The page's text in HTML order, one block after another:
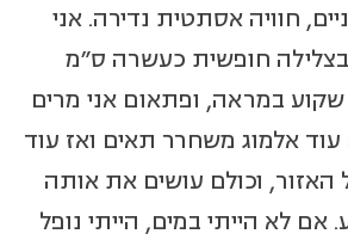
חוויה אסתטית נדירה. אני
חופשית כעשרה ס"מ
שקוע במראה, ופתאום אני מרים
אלמוג משחרר תאים ואז עוד
האזור, וכולם עושים את אותה
אם לא הייתי במים, הייתי נופל